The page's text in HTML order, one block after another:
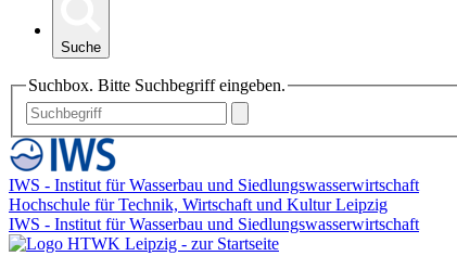
Suche
Suchbox. Bitte Suchbegriff eingeben.
IWS - Institut für Wasserbau und Siedlungswasserwirtschaft
Hochschule für Technik, Wirtschaft und Kultur Leipzig
IWS - Institut für Wasserbau und Siedlungswasserwirtschaft